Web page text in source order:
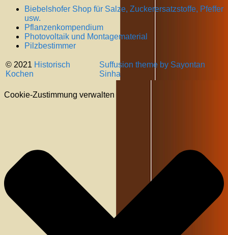
Biebelshofer Shop für Salze, Zuckerersatzstoffe, Pfeffer
usw.
Pflanzenkompendium
Photovoltaik und Montagematerial
Pilzbestimmer
© 2021 Historisch
Kochen
Suffusion theme by Sayontan
Sinha
Cookie-Zustimmung verwalten